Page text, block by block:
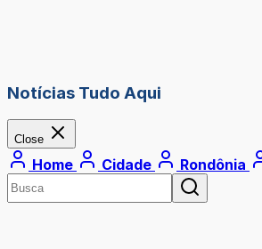
Notícias Tudo Aqui
Close
Home Cidade Rondônia